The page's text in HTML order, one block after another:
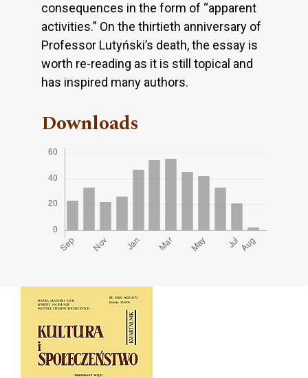
consequences in the form of “apparent
activities.” On the thirtieth anniversary of
Professor Lutyński’s death, the essay is
worth re-reading as it is still topical and
has inspired many authors.
Downloads
Cover image